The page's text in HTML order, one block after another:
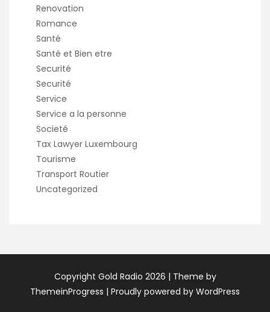
Renovation
Romance
Santé
Santé et Bien etre
Securité
Securité
Service
Service a la personne
Societé
Tax Lawyer Luxembourg
Tourisme
Transport Routier
Uncategorized
Copyright Gold Radio 2026 | Theme by
ThemeinProgress | Proudly powered by WordPress